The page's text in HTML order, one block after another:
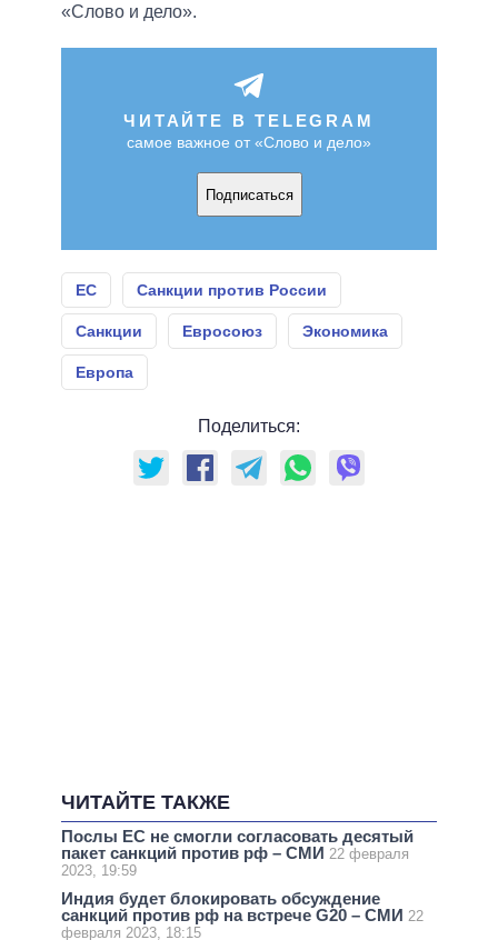
«Слово и дело».
ЧИТАЙТЕ В TELEGRAM
самое важное от «Слово и дело»
Подписаться
ЕС Санкции против России
Санкции Евросоюз Экономика
Европа
Поделиться:
ЧИТАЙТЕ ТАКЖЕ
Послы ЕС не смогли согласовать десятый
пакет санкций против рф – СМИ 22 февраля
2023, 19:59
Индия будет блокировать обсуждение
санкций против рф на встрече G20 – СМИ 22
февраля 2023, 18:15